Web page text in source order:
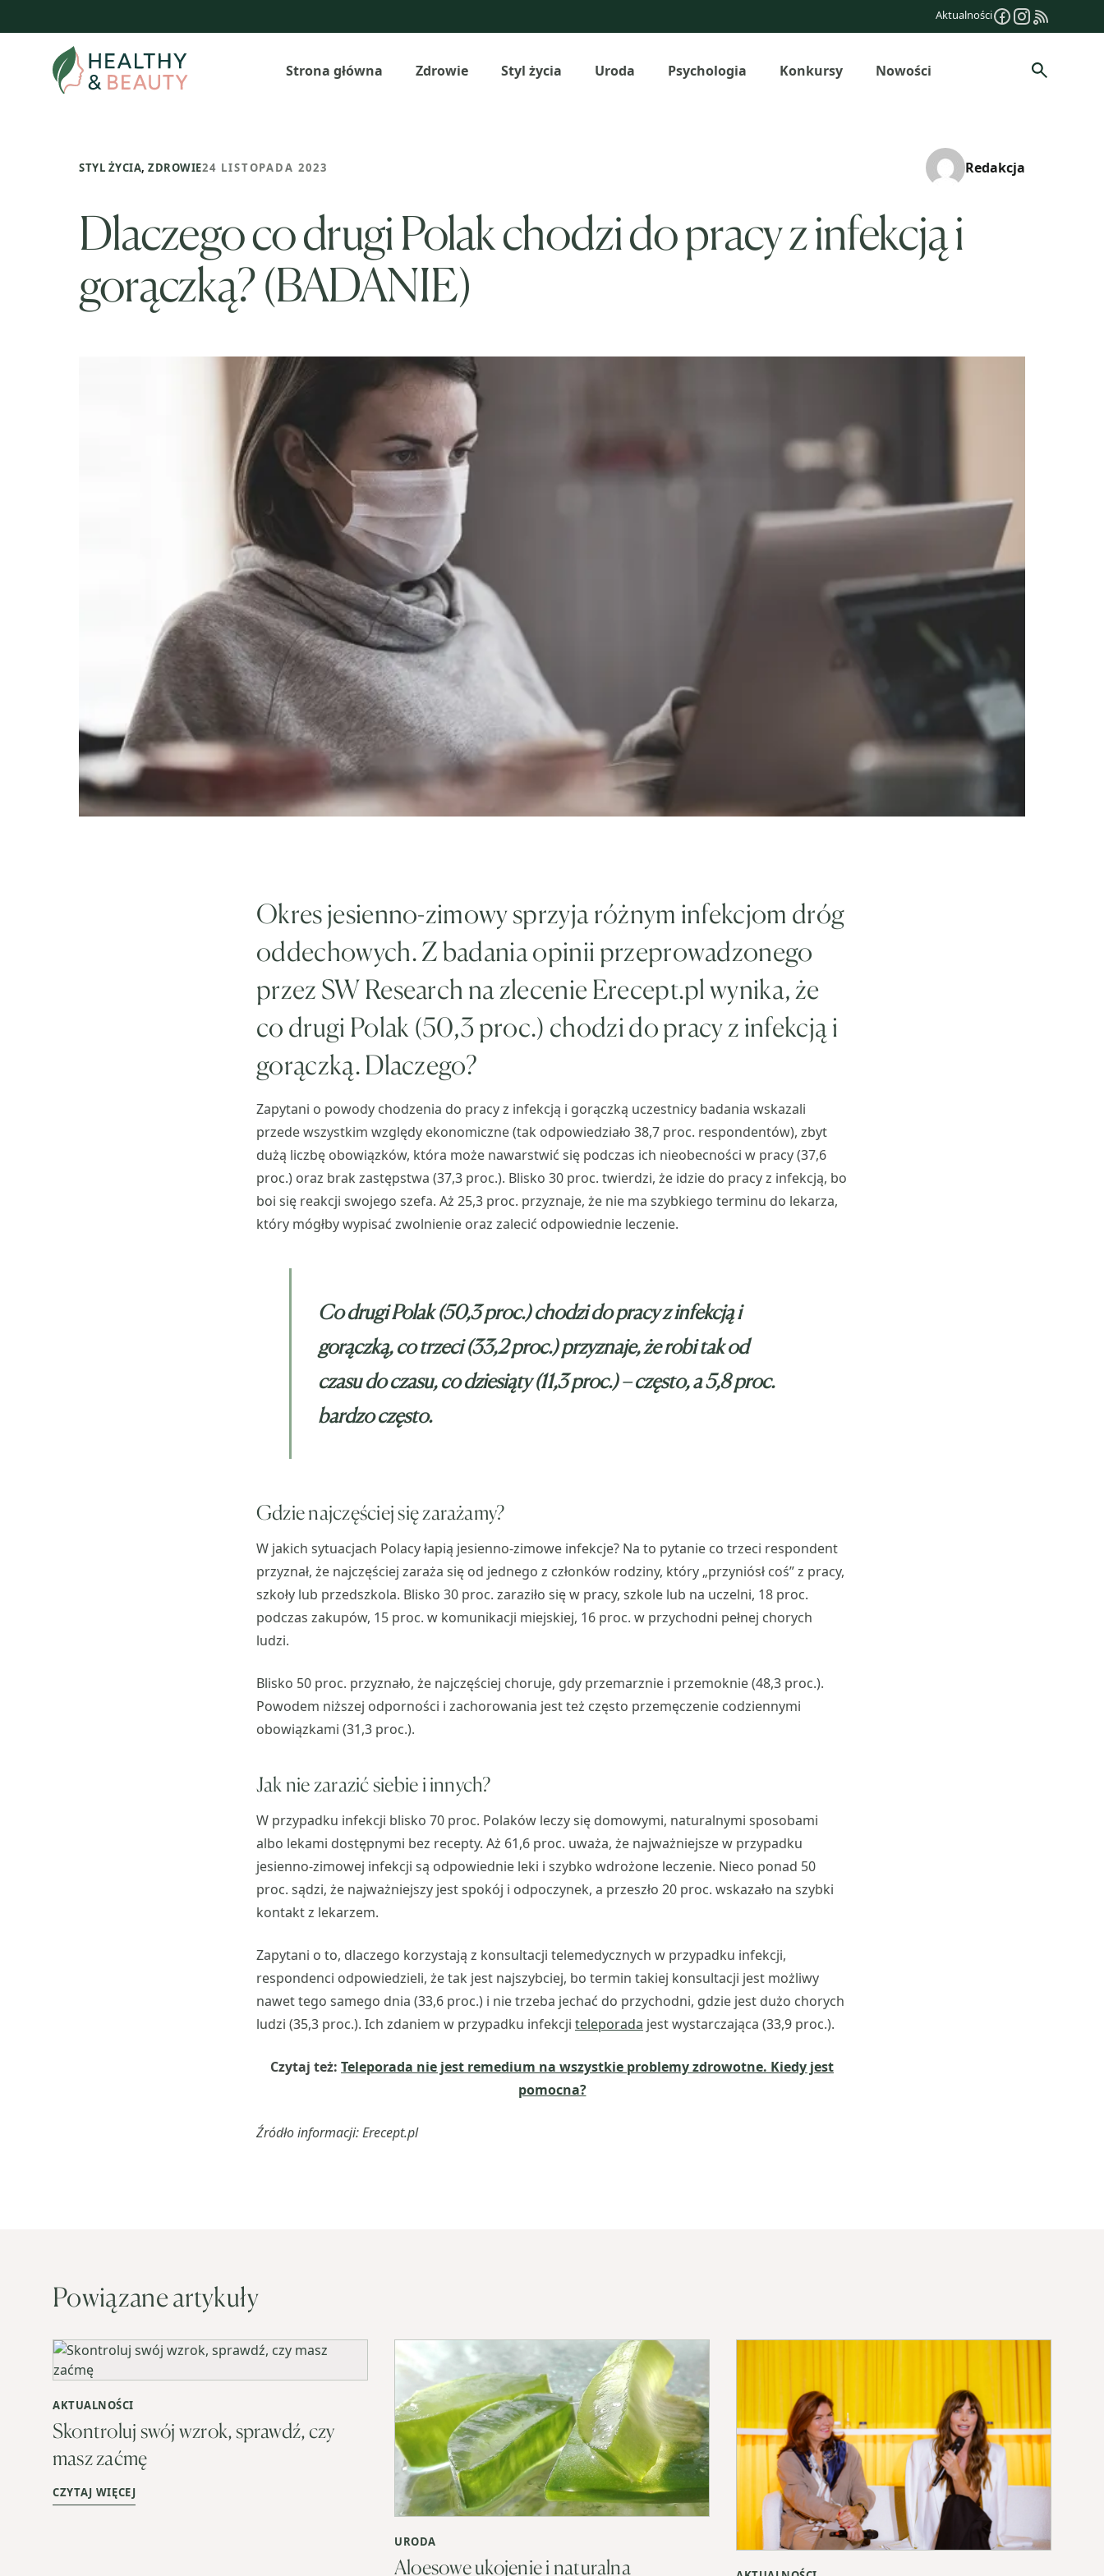
do
Aktualności
Strona główna Zdrowie Styl życia Uroda Psychologia Konkursy Nowości Szukaj
STYL ŻYCIA,ZDROWIE24 LISTOPADA 2023 Redakcja
Dlaczego co drugi Polak chodzi do pracy z infekcją i
gorączką? (BADANIE)
Okres jesienno-zimowy sprzyja różnym infekcjom dróg
oddechowych. Z badania opinii przeprowadzonego
przez SW Research na zlecenie Erecept.pl wynika, że
co drugi Polak (50,3 proc.) chodzi do pracy z infekcją i
gorączką. Dlaczego?
Zapytani o powody chodzenia do pracy z infekcją i gorączką uczestnicy badania wskazali
przede wszystkim względy ekonomiczne (tak odpowiedziało 38,7 proc. respondentów), zbyt
dużą liczbę obowiązków, która może nawarstwić się podczas ich nieobecności w pracy (37,6
proc.) oraz brak zastępstwa (37,3 proc.). Blisko 30 proc. twierdzi, że idzie do pracy z infekcją, bo
boi się reakcji swojego szefa. Aż 25,3 proc. przyznaje, że nie ma szybkiego terminu do lekarza,
który mógłby wypisać zwolnienie oraz zalecić odpowiednie leczenie.
Co drugi Polak (50,3 proc.) chodzi do pracy z infekcją i
gorączką, co trzeci (33,2 proc.) przyznaje, że robi tak od
czasu do czasu, co dziesiąty (11,3 proc.) – często, a 5,8 proc.
bardzo często.
Gdzie najczęściej się zarażamy?
W jakich sytuacjach Polacy łapią jesienno-zimowe infekcje? Na to pytanie co trzeci respondent
przyznał, że najczęściej zaraża się od jednego z członków rodziny, który „przyniósł coś” z pracy,
szkoły lub przedszkola. Blisko 30 proc. zaraziło się w pracy, szkole lub na uczelni, 18 proc.
podczas zakupów, 15 proc. w komunikacji miejskiej, 16 proc. w przychodni pełnej chorych
ludzi.
Blisko 50 proc. przyznało, że najczęściej choruje, gdy przemarznie i przemoknie (48,3 proc.).
Powodem niższej odporności i zachorowania jest też często przemęczenie codziennymi
obowiązkami (31,3 proc.).
Jak nie zarazić siebie i innych?
W przypadku infekcji blisko 70 proc. Polaków leczy się domowymi, naturalnymi sposobami
albo lekami dostępnymi bez recepty. Aż 61,6 proc. uważa, że najważniejsze w przypadku
jesienno-zimowej infekcji są odpowiednie leki i szybko wdrożone leczenie. Nieco ponad 50
proc. sądzi, że najważniejszy jest spokój i odpoczynek, a przeszło 20 proc. wskazało na szybki
kontakt z lekarzem.
Zapytani o to, dlaczego korzystają z konsultacji telemedycznych w przypadku infekcji,
respondenci odpowiedzieli, że tak jest najszybciej, bo termin takiej konsultacji jest możliwy
nawet tego samego dnia (33,6 proc.) i nie trzeba jechać do przychodni, gdzie jest dużo chorych
ludzi (35,3 proc.). Ich zdaniem w przypadku infekcji teleporada jest wystarczająca (33,9 proc.).
Czytaj też: Teleporada nie jest remedium na wszystkie problemy zdrowotne. Kiedy jest
pomocna?
Źródło informacji: Erecept.pl
Powiązane artykuły
AKTUALNOŚCI
Skontroluj swój wzrok, sprawdź, czy
masz zaćmę
CZYTAJ WIĘCEJ
URODA
Aloesowe ukojenie i naturalna